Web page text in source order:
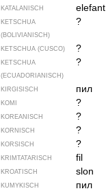
KATALANISCH elefant
KETSCHUA
(BOLIVIANISCH)
?
KETSCHUA (CUSCO) ?
KETSCHUA
(ECUADORIANISCH)
?
KIRGISISCH пил
KOMI ?
KOREANISCH ?
KORNISCH ?
KORSISCH ?
KRIMTATARISCH fil
KROATISCH slon
KUMYKISCH пил